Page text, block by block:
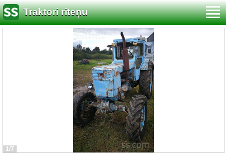
Traktori riteņu
1/7